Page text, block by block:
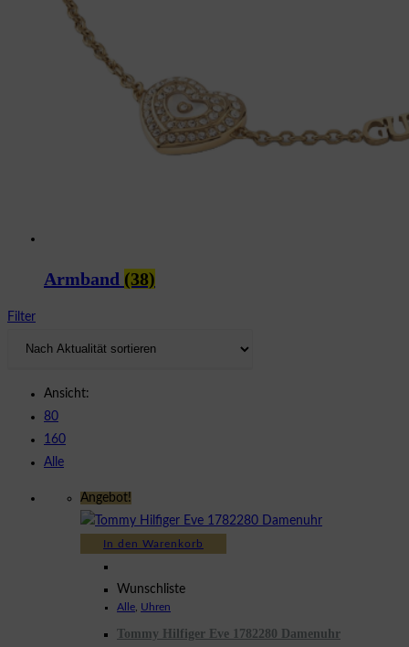
Armband (38)
Filter
Ansicht:
80
160
Alle
Angebot!
In den Warenkorb
Wunschliste
Alle, Uhren
Tommy Hilfiger Eve 1782280 Damenuhr